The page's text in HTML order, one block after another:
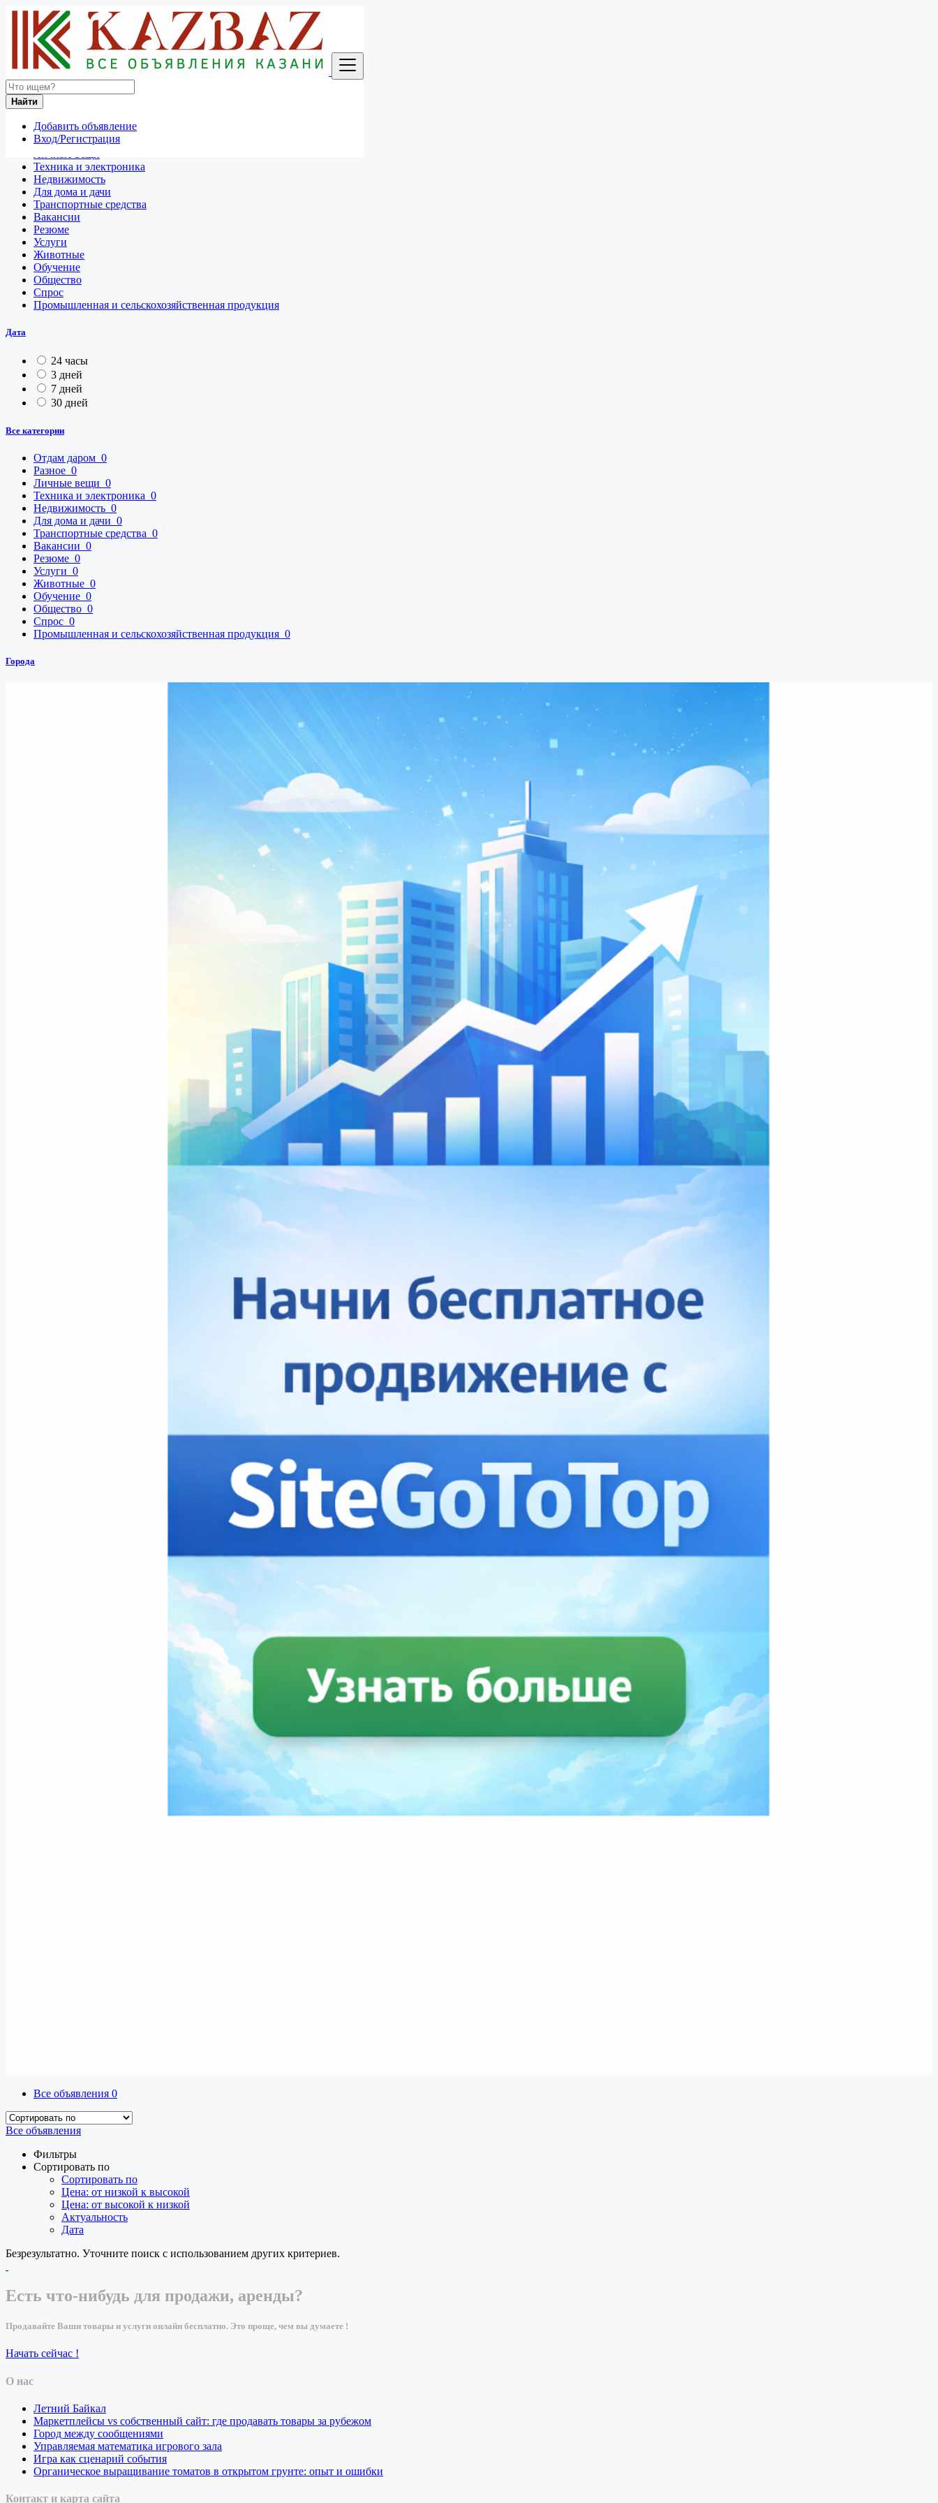
Найти
Добавить объявление
Вход/Регистрация
Россия
Вологда
Отдам даром
Разное
Техника и электроника
Недвижимость
Для дома и дачи
Транспортные средства
Вакансии
Резюме
Услуги
Животные
Обучение
Общество
Спрос
Промышленная и сельскохозяйственная продукция
Дата
24 часы
3 дней
7 дней
30 дней
Все категории
Отдам даром 0
Разное 0
Личные вещи 0
Техника и электроника 0
Недвижимость 0
Для дома и дачи 0
Транспортные средства 0
Вакансии 0
Резюме 0
Услуги 0
Животные 0
Обучение 0
Общество 0
Спрос 0
Промышленная и сельскохозяйственная продукция 0
Города
Все объявления 0
Все объявления
Фильтры
Сортировать по
Сортировать по
Цена: от низкой к высокой
Цена: от высокой к низкой
Актуальность
Дата
Безрезультатно. Уточните поиск с использованием других критериев.
Есть что-нибудь для продажи, аренды?
Продавайте Ваши товары и услуги онлайн бесплатно. Это проще, чем вы думаете !
Начать сейчас !
О нас
Летний Байкал
Маркетплейсы vs собственный сайт: где продавать товары за рубежом
Город между сообщениями
Управляемая математика игрового зала
Игра как сценарий события
Органическое выращивание томатов в открытом грунте: опыт и ошибки
Контакт и карта сайта